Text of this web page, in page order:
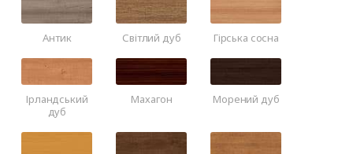
Антик Світлий дуб Гірська сосна
Ірландський
дуб
Махагон Морений дуб